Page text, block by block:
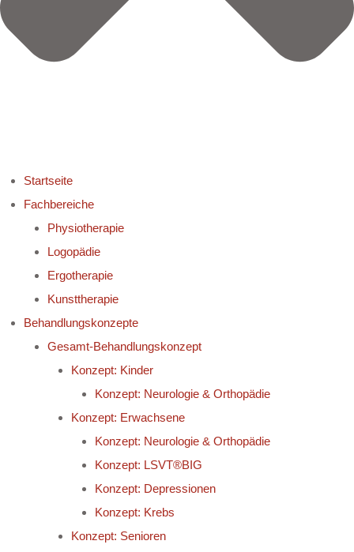
Startseite
Fachbereiche
Physiotherapie
Logopädie
Ergotherapie
Kunsttherapie
Behandlungskonzepte
Gesamt-Behandlungskonzept
Konzept: Kinder
Konzept: Neurologie & Orthopädie
Konzept: Erwachsene
Konzept: Neurologie & Orthopädie
Konzept: LSVT®BIG
Konzept: Depressionen
Konzept: Krebs
Konzept: Senioren